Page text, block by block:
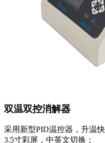
双温双控消解器
采用新型PID温控器，升温
3.5寸彩屏，中英文切换；